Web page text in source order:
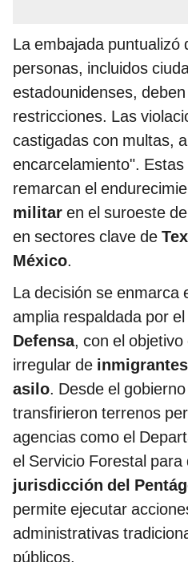
La embajada puntualizó
personas, incluidos
estadounidenses,
restricciones. Las
castigadas con multas,
encarcelamiento".
remarcan el
militar en el suroeste
en sectores clave de
México.
La decisión se enmarca
amplia respaldada por el
Defensa, con el
irregular de
asilo. Desde el
transfirieron terrenos
agencias como el
el Servicio Forestal
jurisdicción del
permite ejecutar
administrativas
públicos.